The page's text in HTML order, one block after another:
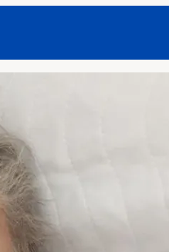
zum Problem machen
Coinzeitung